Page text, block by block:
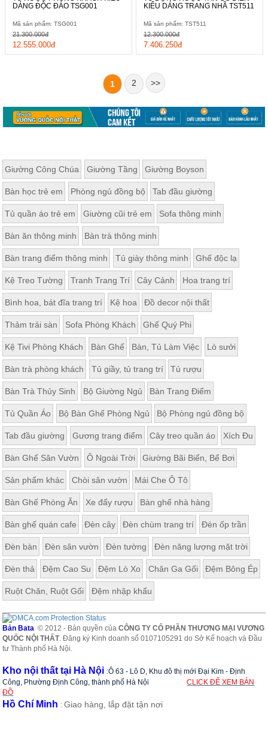
DÁNG ĐỘC ĐÁO TSG001
Mã sản phẩm: TSG001
12.555.000đ
21.300.000đ
KIỂU DÁNG TRANG NHÃ TST511
Mã sản phẩm: TST511
7.406.250đ
12.300.000đ
1 2 >>
Giường Công Chúa Giường Tầng Giường Boyson
Bàn học trẻ em Phòng ngủ đồng bộ Tab đầu giường
Tủ quần áo trẻ em Giường cũi trẻ em Sofa thông minh
Bàn ăn thông minh Bàn trà thông minh
Bàn trang điểm thông minh Tủ giày thông minh Ghế độc lạ
Kệ Treo Tường Tranh Trang Trí Cây Cảnh Hoa trang trí
Bình hoa, bát đĩa trang trí Kệ hoa Đồ decor nội thất
Thảm trải sàn Sofa Phòng Khách Ghế Quý Phi
Kệ Tivi Phòng Khách Bàn Ghế Bàn, Tủ Làm Việc Lò sưởi
Bàn trà phòng khách Tủ giầy, tủ trang trí Tủ rượu
Bàn Trà Thủy Sinh Bộ Giường Ngủ Bàn Trang Điểm
Tủ Quần Áo Bộ Bàn Ghế Phòng Ngủ Bộ Phòng ngủ đồng bộ
Tab đầu giường Gương trang điểm Cây treo quần áo Xích Đu
Bàn Ghế Sân Vườn Ô Ngoài Trời Giường Bãi Biển, Bể Bơi
Sản phẩm khác Chòi sân vườn Mái Che Ô Tô
Bàn Ghế Phòng Ăn Xe đẩy rượu Bàn ghế nhà hàng
Bàn ghế quán cafe Đèn cây Đèn chùm trang trí Đèn ốp trần
Đèn bàn Đèn sân vườn Đèn tường Đèn năng lượng mặt trời
Đèn thả Đệm Cao Su Đệm Lò Xo Chăn Ga Gối Đệm Bông Ép
Ruột Chăn, Ruột Gối Đệm nhập khẩu
Bản Bata © 2012 - Bản quyền củaCÔNG TY CỔ PHẦN THƯƠNG MẠI VƯƠNG
QUỐC NỘI THẤT. Đăng ký Kinh doanh số 0107105291 do Sở Kế hoạch và Đầu
tư Thành phố Hà Nội.
Kho nội thất tại Hà Nội :Ô 63 - Lô D, Khu đô thị mới Đại Kim - Định
Công, Phường Định Công, thành phố Hà Nội
CLICK ĐỂ XEM BẢN
ĐỒ
Hồ Chí Minh :Giao hàng, lắp đặt tận nơi